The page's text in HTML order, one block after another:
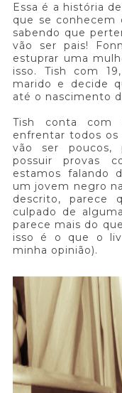
Essa é a história
que se conhecem
sabendo que
vão ser pais!
estuprar uma
isso. Tish com
marido e decide
até o nascimento
Tish conta com
enfrentar todos os
vão ser poucos,
possuir provas
estamos falando
um jovem negro
descrito, parece
culpado de
parece mais do
isso é o que o
minha opinião).